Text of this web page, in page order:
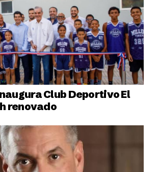
Club Deportivo El
renovado